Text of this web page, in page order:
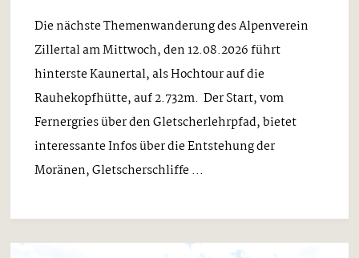
Die nächste Themenwanderung des Alpenverein
Zillertal am Mittwoch, den 12.08.2026 führt
hinterste Kaunertal, als Hochtour auf die
Rauhekopfhütte, auf 2.732m. Der Start, vom
Fernergries über den Gletscherlehrpfad, bietet
interessante Infos über die Entstehung der
Moränen, Gletscherschliffe ...